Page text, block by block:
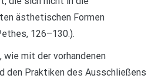
ästhetischen Formen
126–130.).
wie mit der vorhandenen
den Praktiken des Ausschließens